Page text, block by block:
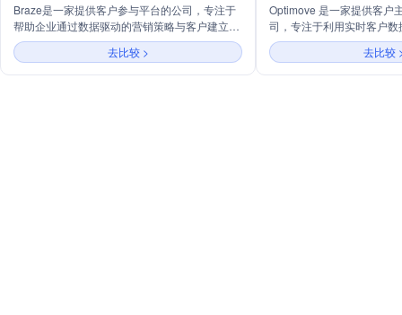
Braze是一家提供客户参与平台的公司，专注于
帮助企业通过数据驱动的营销策略与客户建立更
紧密的联系。公司的产品包括Braze数据平台、
Sage AI by Braze™、旅程编排、跨渠道消息传
递等，旨在通过个性化体验和实时执行来提高客
去比较 >
Optimove 是一家提供客户
司，专注于利用实时客户
工智能技术来协调个性化
司的主要业务包括数字体
案、个性化促销以及跨所
去比较